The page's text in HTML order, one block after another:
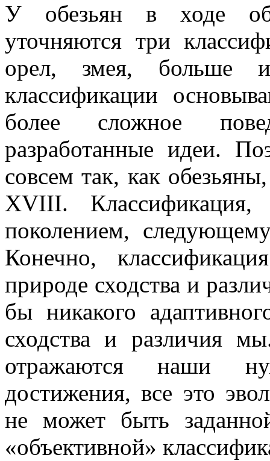
У обезьян в ходе
уточняются три
орел, змея,
классификации
более сложное
разработанные идеи.
совсем так, как
XVIII.
поколением,
Конечно,
природе сходства и
бы никакого
сходства и различия
отражаются наши
достижения, все это
не может быть
«объективной»